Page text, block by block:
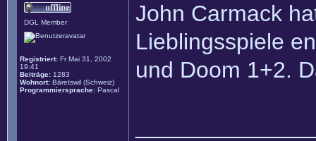
DGL Member
Registriert: Fr Mai 31, 2002
19:41
Beiträge: 1283
Wohnort: Bäretswil (Schweiz)
Programmiersprache: Pascal
John Carmack
Lieblingsspiele
und Doom 1+2.